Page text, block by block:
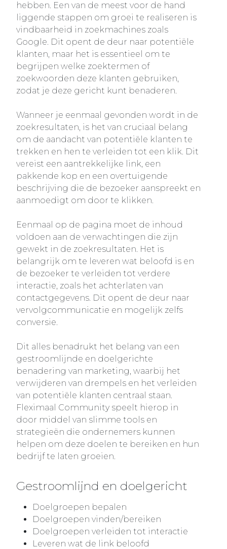
hebben. Een van de meest voor de hand
liggende stappen om groei te realiseren is
vindbaarheid in zoekmachines zoals
Google. Dit opent de deur naar potentiële
klanten, maar het is essentieel om te
begrijpen welke zoektermen of
zoekwoorden deze klanten gebruiken,
zodat je deze gericht kunt benaderen.
Wanneer je eenmaal gevonden wordt in de
zoekresultaten, is het van cruciaal belang
om de aandacht van potentiële klanten te
trekken en hen te verleiden tot een klik. Dit
vereist een aantrekkelijke link, een
pakkende kop en een overtuigende
beschrijving die de bezoeker aanspreekt en
aanmoedigt om door te klikken.
Eenmaal op de pagina moet de inhoud
voldoen aan de verwachtingen die zijn
gewekt in de zoekresultaten. Het is
belangrijk om te leveren wat beloofd is en
de bezoeker te verleiden tot verdere
interactie, zoals het achterlaten van
contactgegevens. Dit opent de deur naar
vervolgcommunicatie en mogelijk zelfs
conversie.
Dit alles benadrukt het belang van een
gestroomlijnde en doelgerichte
benadering van marketing, waarbij het
verwijderen van drempels en het verleiden
van potentiële klanten centraal staan.
Fleximaal Community speelt hierop in
door middel van slimme tools en
strategieën die ondernemers kunnen
helpen om deze doelen te bereiken en hun
bedrijf te laten groeien.
Gestroomlijnd en doelgericht
Doelgroepen bepalen
Doelgroepen vinden/bereiken
Doelgroepen verleiden tot interactie
Leveren wat de link beloofd